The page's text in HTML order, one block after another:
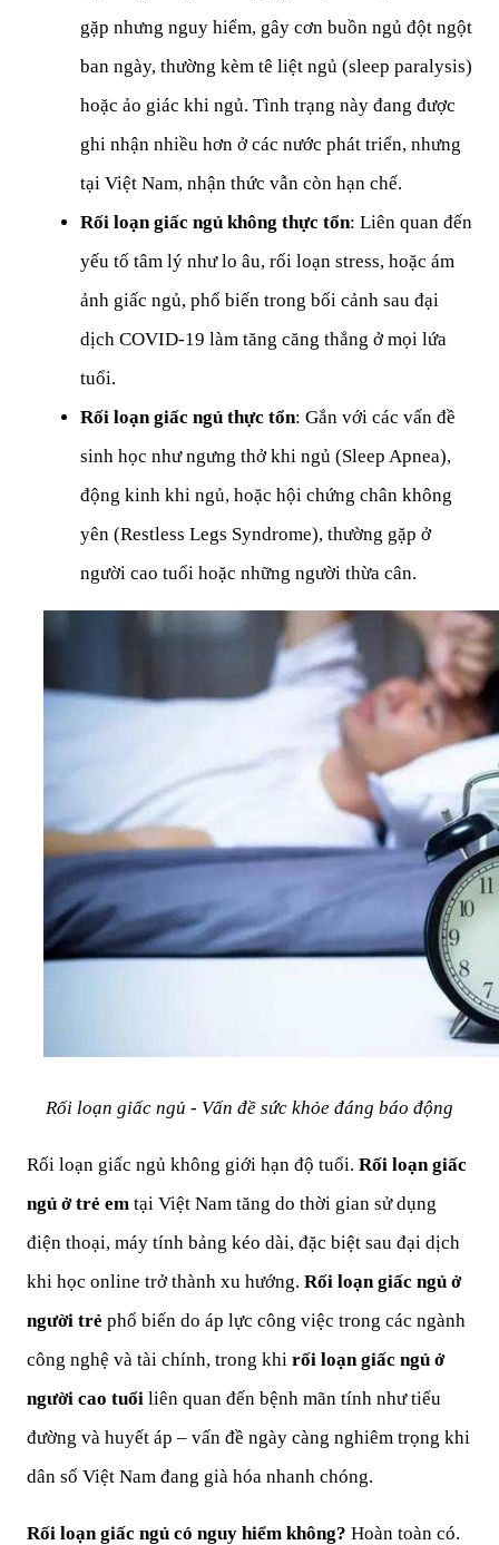
gặp nhưng nguy hiểm, gây cơn buồn ngủ đột ngột
ban ngày, thường kèm tê liệt ngủ (sleep paralysis)
hoặc ảo giác khi ngủ. Tình trạng này đang được
ghi nhận nhiều hơn ở các nước phát triển, nhưng
tại Việt Nam, nhận thức vẫn còn hạn chế.
Rối loạn giấc ngủ không thực tổn: Liên quan đến
yếu tố tâm lý như lo âu, rối loạn stress, hoặc ám
ảnh giấc ngủ, phổ biến trong bối cảnh sau đại
dịch COVID-19 làm tăng căng thẳng ở mọi lứa
tuổi.
Rối loạn giấc ngủ thực tổn: Gắn với các vấn đề
sinh học như ngưng thở khi ngủ (Sleep Apnea),
động kinh khi ngủ, hoặc hội chứng chân không
yên (Restless Legs Syndrome), thường gặp ở
người cao tuổi hoặc những người thừa cân.
Rối loạn giấc ngủ - Vấn đề sức khỏe đáng báo động
Rối loạn giấc ngủ không giới hạn độ tuổi. Rối loạn giấc
ngủ ở trẻ em tại Việt Nam tăng do thời gian sử dụng
điện thoại, máy tính bảng kéo dài, đặc biệt sau đại dịch
khi học online trở thành xu hướng. Rối loạn giấc ngủ ở
người trẻ phổ biến do áp lực công việc trong các ngành
công nghệ và tài chính, trong khi rối loạn giấc ngủ ở
người cao tuổi liên quan đến bệnh mãn tính như tiểu
đường và huyết áp – vấn đề ngày càng nghiêm trọng khi
dân số Việt Nam đang già hóa nhanh chóng.
Rối loạn giấc ngủ có nguy hiểm không? Hoàn toàn có.